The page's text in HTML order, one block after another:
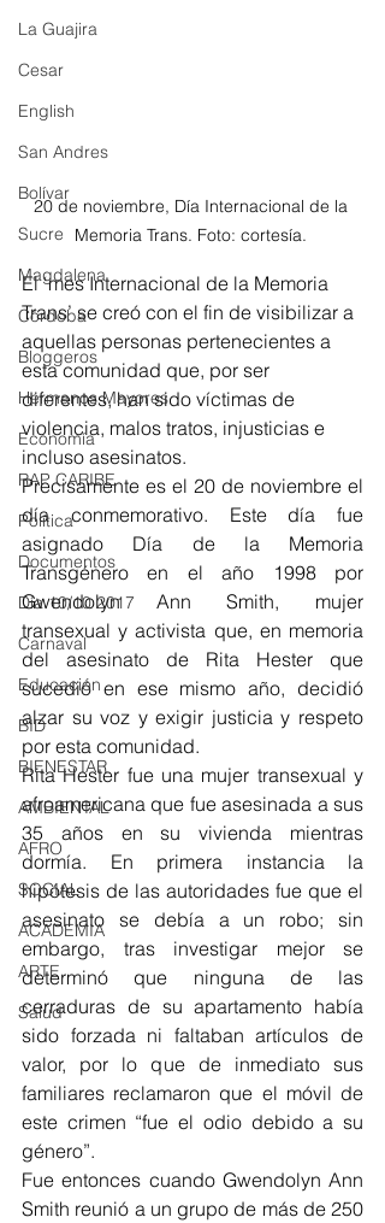
La Guajira
Cesar
English
San Andres
Bolívar
Sucre
Magdalena
Córdoba
Bloggeros
Hermanos Mayores
Economía
RAP CARIBE
Política
Documentos
Día 10/10 2017
Carnaval
Educación
BID
BIENESTAR
AMBIENTAL
AFRO
SOCIAL
ACADEMIA
ARTE
Salud
20 de noviembre, Día Internacional de la
Memoria Trans. Foto: cortesía.
El ‘mes Internacional de la Memoria
Trans’ se creó con el fin de visibilizar a
aquellas personas pertenecientes a
esta comunidad que, por ser
diferentes, han sido víctimas de
violencia, malos tratos, injusticias e
incluso asesinatos.
Precisamente es el 20 de noviembre el
día conmemorativo. Este día fue
asignado Día de la Memoria
Transgénero en el año 1998 por
Gwendolyn Ann Smith, mujer
transexual y activista que, en memoria
del asesinato de Rita Hester que
sucedió en ese mismo año, decidió
alzar su voz y exigir justicia y respeto
por esta comunidad.
Rita Hester fue una mujer transexual y
afroamericana que fue asesinada a sus
35 años en su vivienda mientras
dormía. En primera instancia la
hipótesis de las autoridades fue que el
asesinato se debía a un robo; sin
embargo, tras investigar mejor se
determinó que ninguna de las
cerraduras de su apartamento había
sido forzada ni faltaban artículos de
valor, por lo que de inmediato sus
familiares reclamaron que el móvil de
este crimen “fue el odio debido a su
género”.
Fue entonces cuando Gwendolyn Ann
Smith reunió a un grupo de más de 250